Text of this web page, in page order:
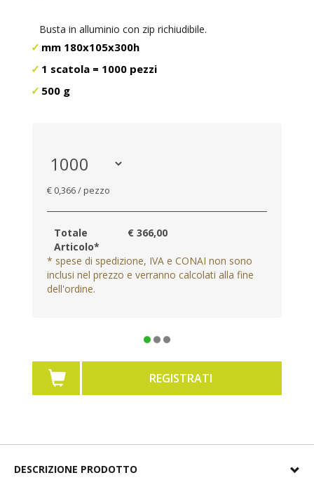
Busta in alluminio con zip richiudibile.
mm 180x105x300h
1 scatola = 1000 pezzi
500 g
€ 0,366 / pezzo
Totale
Articolo*
€ 366,00
* spese di spedizione, IVA e CONAI non sono
inclusi nel prezzo e verranno calcolati alla fine
dell'ordine.
REGISTRATI
DESCRIZIONE PRODOTTO